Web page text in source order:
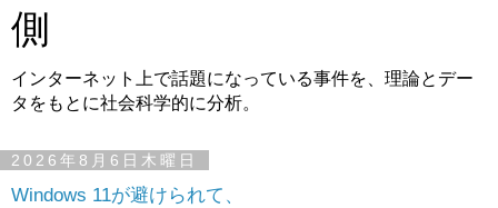
側
インターネット上で話題になっている事件を、理論とデー
タをもとに社会科学的に分析。
2026年8月6日木曜日
Windows 11が避けられて、